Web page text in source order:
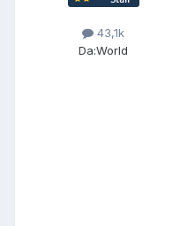
43,1k
Da:World